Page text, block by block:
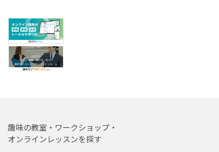
趣味の教室・ワークショップ・
オンラインレッスンを探す